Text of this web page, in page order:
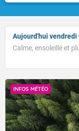
Aujourd'hui vendredi
Calme, ensoleillé et
INFOS MÉTÉO